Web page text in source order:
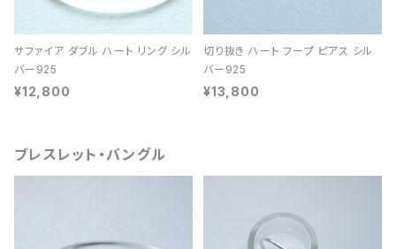
サファイア ダブル ハート リング シル
バー925
¥12,800
切り抜き ハート フープ ピアス シル
バー925
¥13,800
ブレスレット・バングル